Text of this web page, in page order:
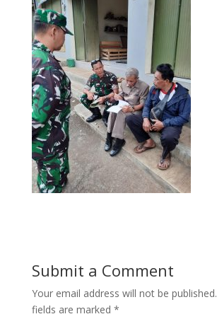
Submit a Comment
Your email address will not be published.
fields are marked *